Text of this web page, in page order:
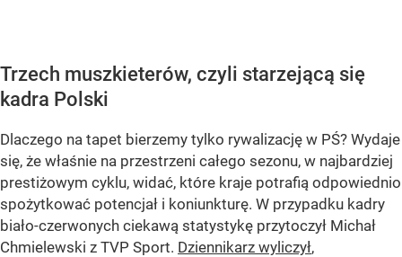
Trzech muszkieterów, czyli starzejącą się
kadra Polski
Dlaczego na tapet bierzemy tylko rywalizację w PŚ? Wydaje
się, że właśnie na przestrzeni całego sezonu, w najbardziej
prestiżowym cyklu, widać, które kraje potrafią odpowiednio
spożytkować potencjał i koniunkturę. W przypadku kadry
biało-czerwonych ciekawą statystykę przytoczył Michał
Chmielewski z TVP Sport. Dziennikarz wyliczył,